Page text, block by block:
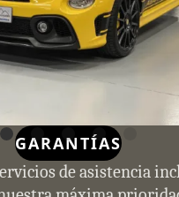
GARANTÍAS
de asistencia